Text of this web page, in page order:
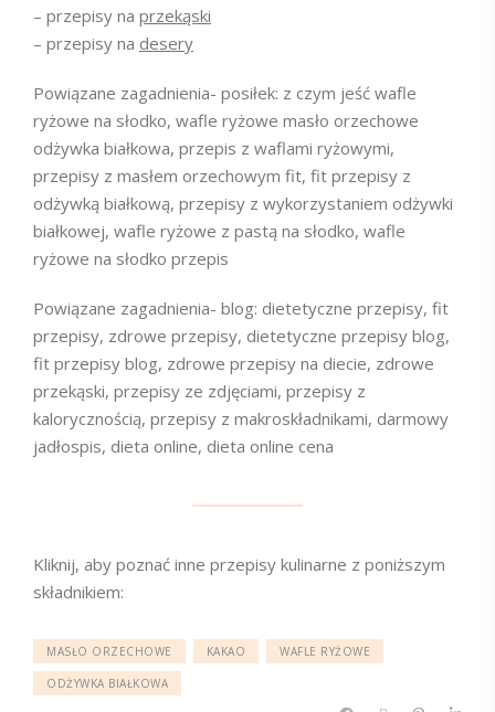
– przepisy na przekąski
– przepisy na desery
Powiązane zagadnienia- posiłek: z czym jeść wafle
ryżowe na słodko, wafle ryżowe masło orzechowe
odżywka białkowa, przepis z waflami ryżowymi,
przepisy z masłem orzechowym fit, fit przepisy z
odżywką białkową, przepisy z wykorzystaniem odżywki
białkowej, wafle ryżowe z pastą na słodko, wafle
ryżowe na słodko przepis
Powiązane zagadnienia- blog: dietetyczne przepisy, fit
przepisy, zdrowe przepisy, dietetyczne przepisy blog,
fit przepisy blog, zdrowe przepisy na diecie, zdrowe
przekąski, przepisy ze zdjęciami, przepisy z
kalorycznością, przepisy z makroskładnikami, darmowy
jadłospis, dieta online, dieta online cena
Kliknij, aby poznać inne przepisy kulinarne z poniższym
składnikiem:
MASŁO ORZECHOWE KAKAO WAFLE RYŻOWE
ODŻYWKA BIAŁKOWA